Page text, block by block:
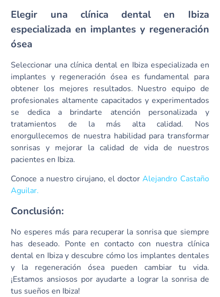
Elegir una clínica dental en Ibiza
especializada en implantes y regeneración
ósea
Seleccionar una clínica dental en Ibiza especializada en
implantes y regeneración ósea es fundamental para
obtener los mejores resultados. Nuestro equipo de
profesionales altamente capacitados y experimentados
se dedica a brindarte atención personalizada y
tratamientos de la más alta calidad. Nos
enorgullecemos de nuestra habilidad para transformar
sonrisas y mejorar la calidad de vida de nuestros
pacientes en Ibiza.
Conoce a nuestro cirujano, el doctorAlejandro Castaño
Aguilar.
Conclusión:
No esperes más para recuperar la sonrisa que siempre
has deseado. Ponte en contacto con nuestra clínica
dental en Ibiza y descubre cómo los implantes dentales
y la regeneración ósea pueden cambiar tu vida.
¡Estamos ansiosos por ayudarte a lograr la sonrisa de
tus sueños en Ibiza!